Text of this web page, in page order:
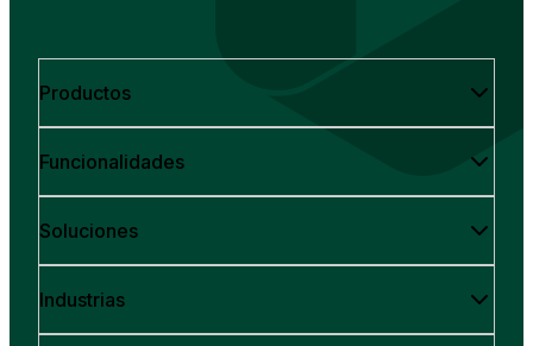
Productos
Funcionalidades
Soluciones
Industrias